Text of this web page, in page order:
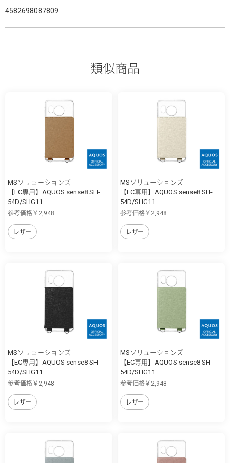
4582698087809
類似商品
MSソリューションズ
【EC専用】AQUOS sense8 SH-
54D/SHG11 ...
参考価格￥2,948
レザー
MSソリューションズ
【EC専用】AQUOS sense8 SH-
54D/SHG11 ...
参考価格￥2,948
レザー
MSソリューションズ
【EC専用】AQUOS sense8 SH-
54D/SHG11 ...
参考価格￥2,948
レザー
MSソリューションズ
【EC専用】AQUOS sense8 SH-
54D/SHG11 ...
参考価格￥2,948
レザー